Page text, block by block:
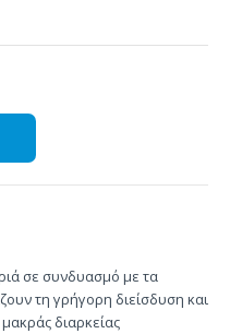
σε συνδυασμό με τα
τη γρήγορη διείσδυση και
μακράς διαρκείας